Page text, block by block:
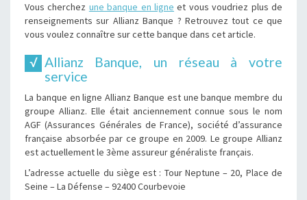
Vous cherchez une banque en ligne et vous voudriez plus de
renseignements sur Allianz Banque ? Retrouvez tout ce que
vous voulez connaître sur cette banque dans cet article.
Allianz Banque, un réseau à votre
service
La banque en ligne Allianz Banque est une banque membre du
groupe Allianz. Elle était anciennement connue sous le nom
AGF (Assurances Générales de France), société d’assurance
française absorbée par ce groupe en 2009. Le groupe Allianz
est actuellement le 3ème assureur généraliste français.
L’adresse actuelle du siège est : Tour Neptune – 20, Place de
Seine – La Défense – 92400 Courbevoie